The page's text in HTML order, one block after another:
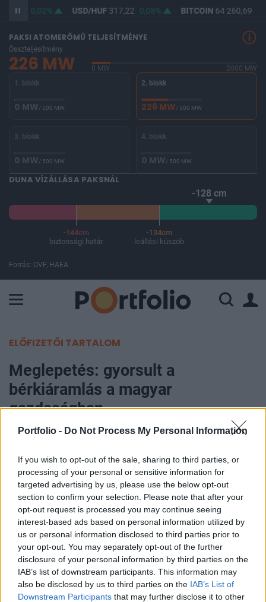
Portfolio - Do Not Process My Personal Information
If you wish to opt-out of the sale, sharing to third parties, or
processing of your personal or sensitive information for
targeted advertising by us, please use the below opt-out
section to confirm your selection. Please note that after your
opt-out request is processed you may continue seeing
interest-based ads based on personal information utilized by
us or personal information disclosed to third parties prior to
your opt-out. You may separately opt-out of the further
disclosure of your personal information by third parties on the
IAB’s list of downstream participants. This information may
also be disclosed by us to third parties on the IAB’s List of
Downstream Participants that may further disclose it to other
0,02% USD/HUF317,22 0,08% BITCOIN64 260,69
PAKSI ATOMERŐMŰ TELJESÍTMÉNYE
Összteljesítmény
226 MW 0 MW
2000 MW
1. blokk
0 MW/ 500 MW
2. blokk
226 MW/ 500 MW
3. blokk
0 MW/ 500 MW
4. blokk
0 MW/ 500 MW
DUNA VÍZÁLLÁSA PAKSNÁL
-128 cm
-144cm
biztonsági határ
-134cm
leállási küszöb
Forrás: OVF, HAEA
ELŐFIZETŐI TARTALOM
Meglepetés: gyorsult a
bérkiáramlás a magyar
gazdaságban
A januári, egyszeri fegyverpénzt tartalmazó,
kiugró kereseti adatok után februárra
normalizálódtak a béradatok. Ez a normalizálódás
azonban hordoz magában némi meglepetést,
ugyanis a bérdinamika meglepően magasan
maradt. A gyors bérkiáramlás és a belépő
adókedvezmények következtében a bérek
reálértéke éves alapon két számjegyű mértékben